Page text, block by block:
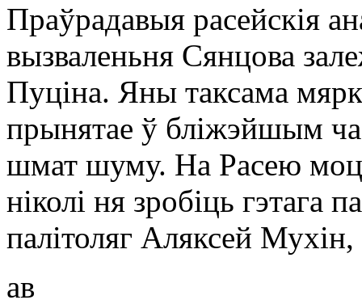
Праўрадавыя расейскія
вызваленьня Сянцова
Пуціна. Яны таксама
прынятае ў бліжэйшым
шмат шуму. На Расею
ніколі ня зробіць гэтага
палітоляг Аляксей
ав